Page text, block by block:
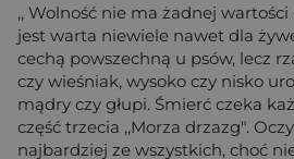
,, Wolność nie ma żadnej
jest warta niewiele nawet dla
cechą powszechną u psów, lecz
czy wieśniak, wysoko czy nisko
mądry czy głupi. Śmierć czeka
część trzecia ,,Morza drzazg".
najbardziej ze wszystkich, choć